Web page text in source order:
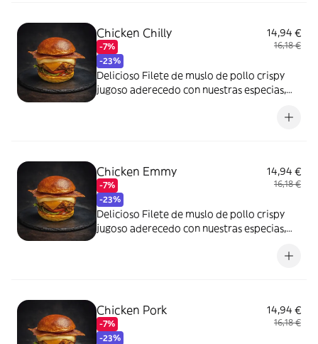
Chicken Chilly
-7%
-23%
14,94 €
16,18 €
Delicioso Filete de muslo de pollo crispy
jugoso aderecedo con nuestras especias,
Chicken Emmy
-7%
-23%
14,94 €
16,18 €
Delicioso Filete de muslo de pollo crispy
jugoso aderecedo con nuestras especias,
Chicken Pork
-7%
-23%
14,94 €
16,18 €